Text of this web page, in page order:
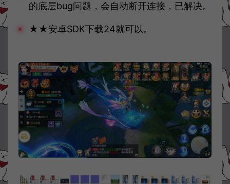
的底层bug问题，会自动断开连接，已解决。
★★安卓SDK下载24就可以。